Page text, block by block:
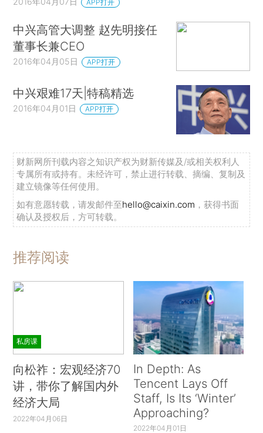
APP打开
中兴高管大调整 赵先明接任
董事长兼CEO
2016年04月05日 APP打开
中兴艰难17天|特稿精选
2016年04月01日 APP打开
财新网所刊载内容之知识产权为财新传媒及/或相关权利人
专属所有或持有。未经许可，禁止进行转载、摘编、复制及
建立镜像等任何使用。
如有意愿转载，请发邮件至hello@caixin.com ，获得书面
确认及授权后，方可转载。
推荐阅读
私房课
向松祚：宏观经济70
讲，带你了解国内外
经济大局
2022年04月06日
In Depth: As
Tencent Lays Off
Staff, Is Its ‘Winter’
Approaching?
2022年04月01日